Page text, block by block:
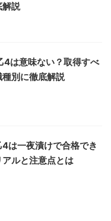
解説
4は意味ない？取得すべ
別に徹底解説
4は一夜漬けで合格でき
ルと注意点とは